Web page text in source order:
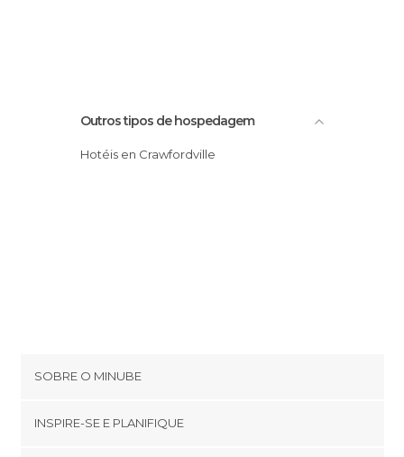
Outros tipos de hospedagem
Hotéis en Crawfordville
SOBRE O MINUBE
INSPIRE-SE E PLANIFIQUE